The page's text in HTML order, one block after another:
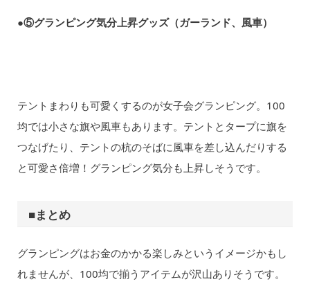
●⑤グランピング気分上昇グッズ（ガーランド、風車）
テントまわりも可愛くするのが女子会グランピング。100
均では小さな旗や風車もあります。テントとタープに旗を
つなげたり、テントの杭のそばに風車を差し込んだりする
と可愛さ倍増！グランピング気分も上昇しそうです。
■まとめ
グランピングはお金のかかる楽しみというイメージかもし
れませんが、100均で揃うアイテムが沢山ありそうです。